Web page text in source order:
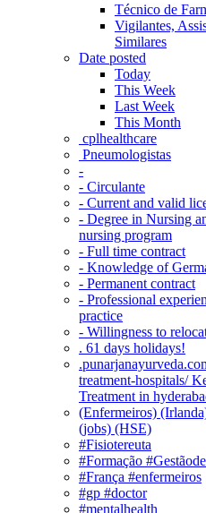
Técnico de
Vigilantes,
Similares
Date posted
Today
This Week
Last Week
This Month
‎ cplhealthcare‬
Pneumologistas
-
- Circulante
- Current and valid
- Degree in Nursing
nursing program
- Full time contract
- Knowledge of
- Permanent contract
- Professional
practice
- Willingness to
. 61 days holidays!
treatment-hospitals/
Treatment in
(Enfermeiros)
(jobs) (HSE)
#Fisiotereuta
#Formação
#França #enfermeiros
#gp #doctor
#mentalhealth